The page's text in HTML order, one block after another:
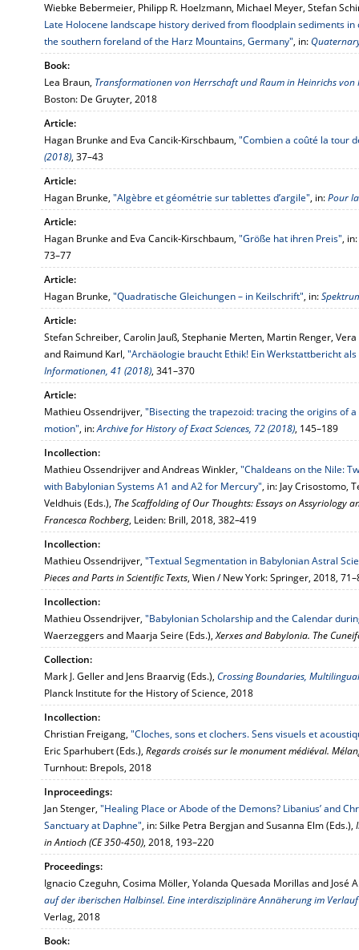
Wiebke Bebermeier, Philipp R. Hoelzmann, Michael Meyer, Stefan
Late Holocene landscape history derived from floodplain sediments
the southern foreland of the Harz Mountains, Germany", in:
Book:
Lea Braun, Transformationen von Herrschaft und Raum in Heinrichs von
Boston: De Gruyter, 2018
Article:
Hagan Brunke and Eva Cancik-Kirschbaum, "Combien a coûté la tour
(2018), 37–43
Article:
Hagan Brunke, "Algèbre et géométrie sur tablettes d’argile", in:Pour
Article:
Hagan Brunke and Eva Cancik-Kirschbaum, "Größe hat ihren Preis", in:
73–77
Article:
Hagan Brunke, "Quadratische Gleichungen – in Keilschrift", in:
Article:
Stefan Schreiber, Carolin Jauß, Stephanie Merten, Martin Renger,
and Raimund Karl, "Archäologie braucht Ethik! Ein Werkstattbericht
Informationen, 41 (2018), 341–370
Article:
Mathieu Ossendrijver, "Bisecting the trapezoid: tracing the origins of
motion", in:Archive for History of Exact Sciences, 72 (2018), 145–189
Incollection:
Mathieu Ossendrijver and Andreas Winkler, "Chaldeans on the Nile:
with Babylonian Systems A1 and A2 for Mercury", in: Jay Crisostomo,
Veldhuis (Eds.), The Scaffolding of Our Thoughts: Essays on Assyriology
Francesca Rochberg, Leiden: Brill, 2018, 382–419
Incollection:
Mathieu Ossendrijver, "Textual Segmentation in Babylonian Astral
Pieces and Parts in Scientific Texts, Wien / New York: Springer, 2018,
Incollection:
Mathieu Ossendrijver, "Babylonian Scholarship and the Calendar
Waerzeggers and Maarja Seire (Eds.),Xerxes and Babylonia. The
Collection:
Mark J. Geller and Jens Braarvig (Eds.), Crossing Boundaries,
Planck Institute for the History of Science, 2018
Incollection:
Christian Freigang, "Cloches, sons et clochers. Sens visuels et
Eric Sparhubert (Eds.), Regards croisés sur le monument médiéval.
Turnhout: Brepols, 2018
Inproceedings:
Jan Stenger, "Healing Place or Abode of the Demons? Libanius’ and
Sanctuary at Daphne", in: Silke Petra Bergjan and Susanna Elm (Eds.),
in Antioch (CE 350-450), 2018, 193–220
Proceedings:
Ignacio Czeguhn, Cosima Möller, Yolanda Quesada Morillas and José
auf der iberischen Halbinsel. Eine interdisziplinäre Annäherung im
Verlag, 2018
Book: